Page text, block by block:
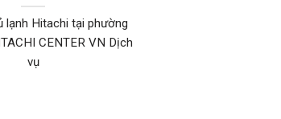
lạnh Hitachi tại phường
CENTER VN Dịch
vụ